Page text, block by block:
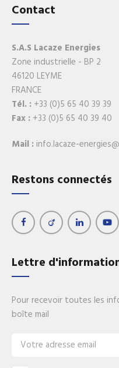
Contact
S.A.S Lacaze Energies
Zone industrielle - BP 2
46120 LEYME
FRANCE
Tél. :+33 (0)5 65 40 39 39
Fax :+33 (0)5 65 40 39 40
Mail : info.lacaze-
Restons connectés
Lettre
Pour recevoir toutes les
boîte mail